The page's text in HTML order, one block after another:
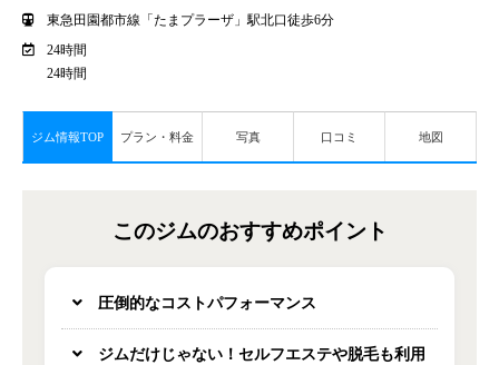
東急田園都市線「たまプラーザ」駅北口徒歩6分
24時間
24時間
ジム情報TOP プラン・料金 写真 口コミ 地図
このジムのおすすめポイント
圧倒的なコストパフォーマンス
ジムだけじゃない！セルフエステや脱毛も利用